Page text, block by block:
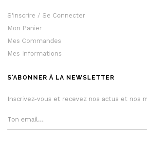
S'inscrire / Se Connecter
Mon Panier
Mes Commandes
Mes Informations
S'ABONNER À LA NEWSLETTER
Inscrivez-vous et recevez nos actus et nos